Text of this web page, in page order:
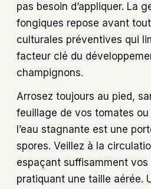
pas besoin d’appliquer. La
fongiques repose avant
culturales préventives qui
facteur clé du
champignons.
Arrosez toujours au pied,
feuillage de vos tomates
l’eau stagnante est une
spores. Veillez à la
espaçant suffisamment vos
pratiquant une taille aérée.